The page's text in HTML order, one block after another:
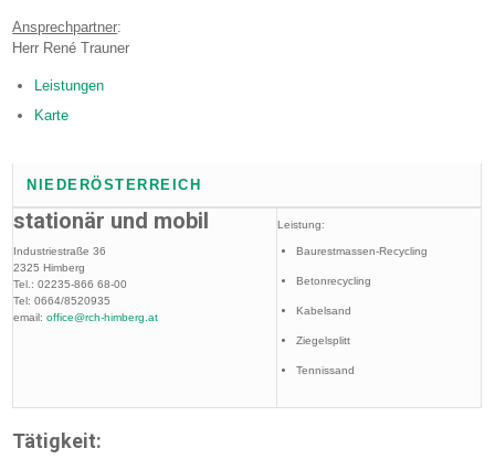
Ansprechpartner:
Herr René Trauner
Leistungen
Karte
NIEDERÖSTERREICH
stationär und mobil
Industriestraße 36
2325 Himberg
Tel.: 02235-866 68-00
Tel: 0664/8520935
email:office@rch-himberg.at
Leistung:
Baurestmassen-Recycling
Betonrecycling
Kabelsand
Ziegelsplitt
Tennissand
Tätigkeit: